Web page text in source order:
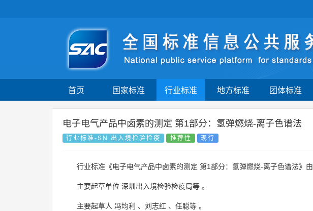
首页 国家标准 行业标准 地方标准 团体标准
电子电气产品中卤素的测定 第1部分：氢弹燃烧-离子色谱法
行业标准-SN 出入境检验检疫 推荐性 现行
行业标准《电子电气产品中卤素的测定 第1部分：氢弹燃烧-离子色谱法》由
主要起草单位 深圳出入境检验检疫局等 。
主要起草人 冯均利 、 刘志红 、 任聪等 。